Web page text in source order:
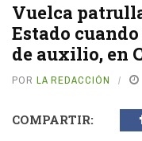
Vuelca
Estado
de auxilio, en
POR LA REDACCIÓN
COMPARTIR: